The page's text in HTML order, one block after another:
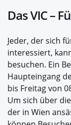
Das VIC –
Jeder, der sich
interessiert,
besuchen. Ein
Haupteingang
bis Freitag von
Um sich über
der in Wien